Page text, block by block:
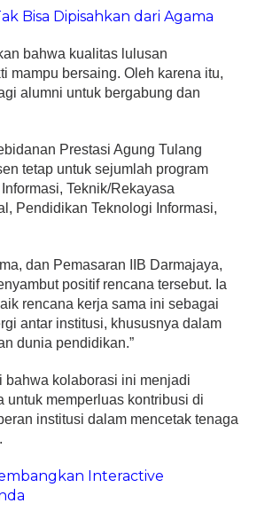
Bisa Dipisahkan dari Agama
bahwa kualitas lulusan
mampu bersaing. Oleh karena itu,
alumni untuk bergabung dan
Prestasi Agung Tulang
tetap untuk sejumlah program
Teknik/Rekayasa
Pendidikan Teknologi Informasi,
dan Pemasaran IIB Darmajaya,
positif rencana tersebut. Ia
rencana kerja sama ini sebagai
antar institusi, khususnya dalam
dunia pendidikan.”
bahwa kolaborasi ini menjadi
untuk memperluas kontribusi di
institusi dalam mencetak tenaga
Interactive